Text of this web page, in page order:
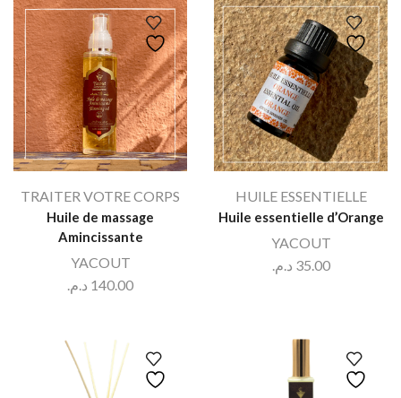
TRAITER VOTRE CORPS
Huile de massage
Amincissante
YACOUT
140.00 د.م.
HUILE ESSENTIELLE
Huile essentielle d’Orange
YACOUT
35.00 د.م.